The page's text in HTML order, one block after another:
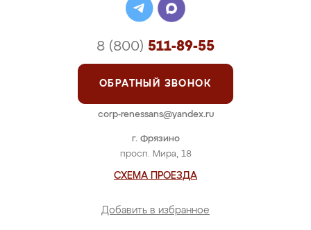
г. Фрязино
просп. Мира, 18
СХЕМА ПРОЕЗДА
Добавить в избранное
8 (800) 511-89-55
ОБРАТНЫЙ ЗВОНОК
corp-renessans@yandex.ru